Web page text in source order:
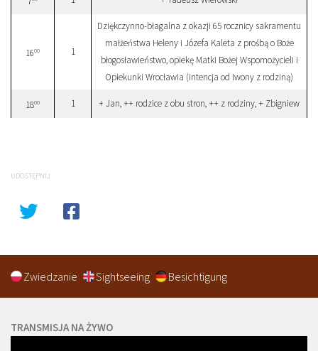
1600 1
Dziękczynno-błagalna z okazji 65 rocznicy sakramentu
małżeństwa Heleny i Józefa Kaleta z prośbą o Boże
błogosławieństwo, opiekę Matki Bożej Wspomożycieli i
Opiekunki Wrocławia (intencja od Iwony z rodziną)
1800 1 + Jan, ++ rodzice z obu stron, ++ z rodziny, + Zbigniew
UDOSTĘPNIJ
Zwiedzanie Sightseeing Besichtigung
TRANSMISJA NA ŻYWO